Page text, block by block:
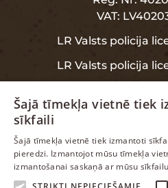
VAT:
LR Valsts policija
LR Valsts policija
Šajā tīmekļa vietnē tiek
sīkfaili
Šajā tīmekļa vietnē tiek izmantoti
pieredzi. Izmantojot mūsu tīmekļa
izmantošanai saskaņā ar mūsu